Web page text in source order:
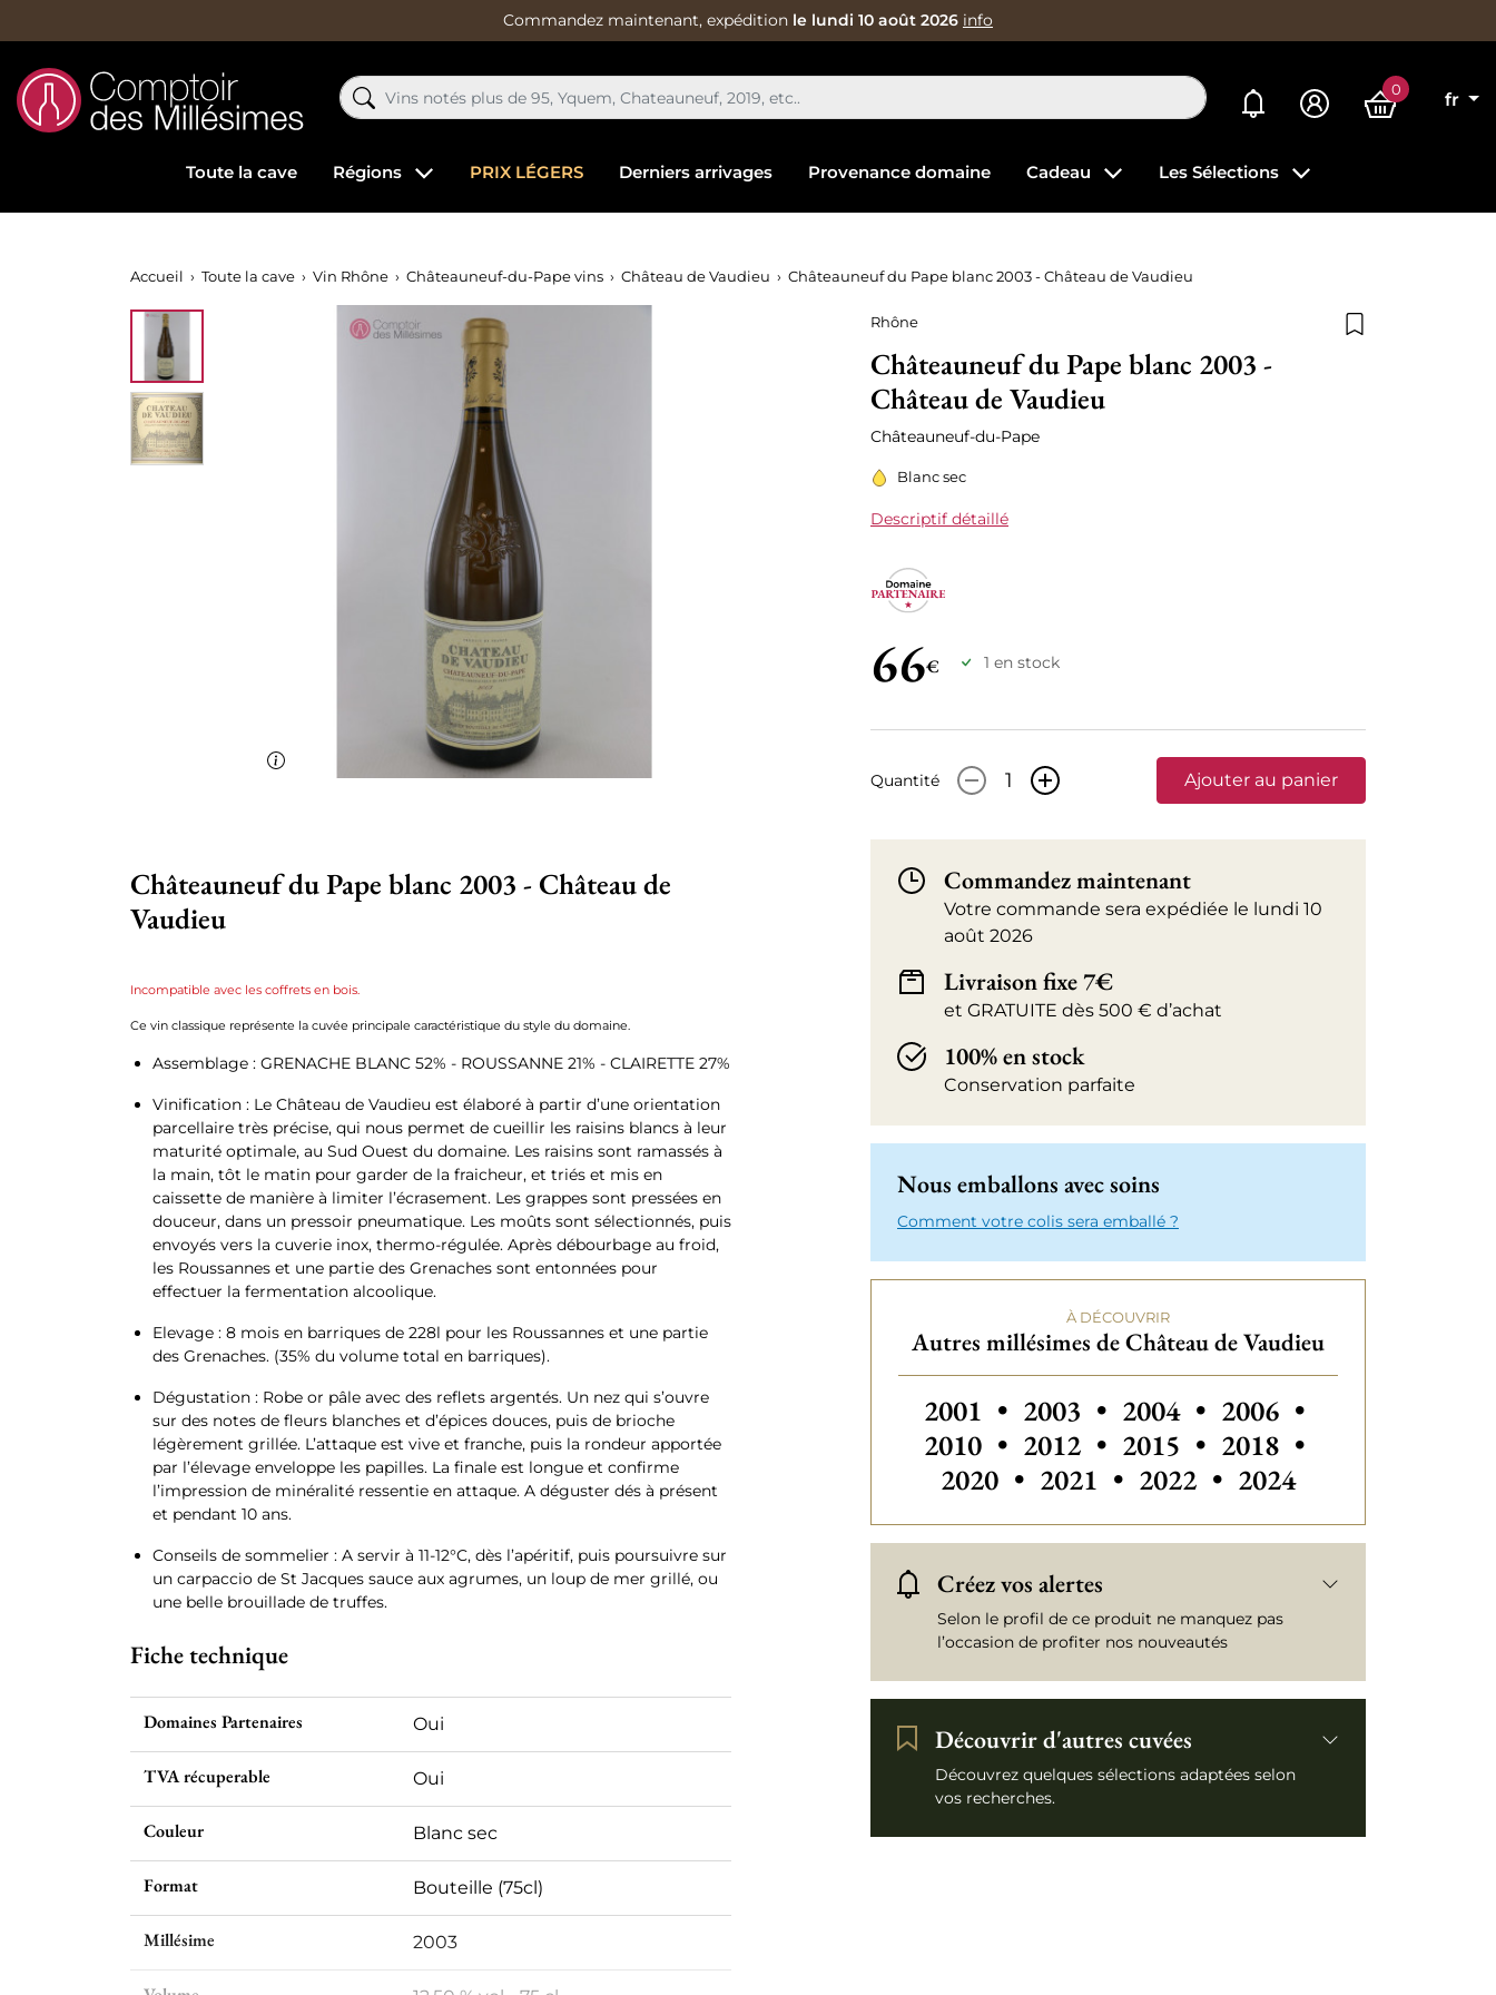
Commandez maintenant, expédition le lundi 10 août 2026 info
Mes alertes 0
fr
Toute la cave Régions PRIX LÉGERS Derniers arrivages Provenance domaine Cadeau Les Sélections
Accueil Toute la cave Vin Rhône Châteauneuf-du-Pape vins Château de Vaudieu Châteauneuf du Pape blanc 2003 - Château de Vaudieu
Rhône
Châteauneuf du Pape blanc 2003 -
Château de Vaudieu
Châteauneuf-du-Pape
Blanc sec
Descriptif détaillé
66€ 1 en stock
Quantité - + Ajouter au panier
Commandez maintenant
Votre commande sera expédiée le lundi 10
août 2026
Livraison fixe 7€
et GRATUITE dès 500 € d’achat
100% en stock
Conservation parfaite
Nous emballons avec soins
Comment votre colis sera emballé ?
À DÉCOUVRIR
Autres millésimes de Château de Vaudieu
Autres millésimes de Château de Vaudieu
2001 • 2003 • Autres millésimes de Château
2004 • Autres millésimes de
2006 •
2010 • Autres millésimes de Château de
2012 • 2015 • Autres millésimes de
2018 •
2020 • 2021 • 2022 • Autres millésimes de
2024
Créez vos alertes
Selon le profil de ce produit ne manquez pas
l’occasion de profiter nos nouveautés
Découvrir d'autres cuvées
Découvrez quelques sélections adaptées selon
vos recherches.
Châteauneuf du Pape blanc 2003 - Château de
Vaudieu
Incompatible avec les coffrets en bois.
Ce vin classique représente la cuvée principale caractéristique du style du domaine.
Assemblage : GRENACHE BLANC 52% - ROUSSANNE 21% - CLAIRETTE 27%
Vinification : Le Château de Vaudieu est élaboré à partir d’une orientation
parcellaire très précise, qui nous permet de cueillir les raisins blancs à leur
maturité optimale, au Sud Ouest du domaine. Les raisins sont ramassés à
la main, tôt le matin pour garder de la fraicheur, et triés et mis en
caissette de manière à limiter l’écrasement. Les grappes sont pressées en
douceur, dans un pressoir pneumatique. Les moûts sont sélectionnés, puis
envoyés vers la cuverie inox, thermo-régulée. Après débourbage au froid,
les Roussannes et une partie des Grenaches sont entonnées pour
effectuer la fermentation alcoolique.
Elevage : 8 mois en barriques de 228l pour les Roussannes et une partie
des Grenaches. (35% du volume total en barriques).
Dégustation : Robe or pâle avec des reflets argentés. Un nez qui s’ouvre
sur des notes de fleurs blanches et d’épices douces, puis de brioche
légèrement grillée. L’attaque est vive et franche, puis la rondeur apportée
par l’élevage enveloppe les papilles. La finale est longue et confirme
l’impression de minéralité ressentie en attaque. A déguster dés à présent
et pendant 10 ans.
Conseils de sommelier : A servir à 11-12°C, dès l’apéritif, puis poursuivre sur
un carpaccio de St Jacques sauce aux agrumes, un loup de mer grillé, ou
une belle brouillade de truffes.
Fiche technique
Domaines Partenaires Oui
TVA récuperable Oui
Couleur Blanc sec
Format Bouteille (75cl)
Millésime 2003